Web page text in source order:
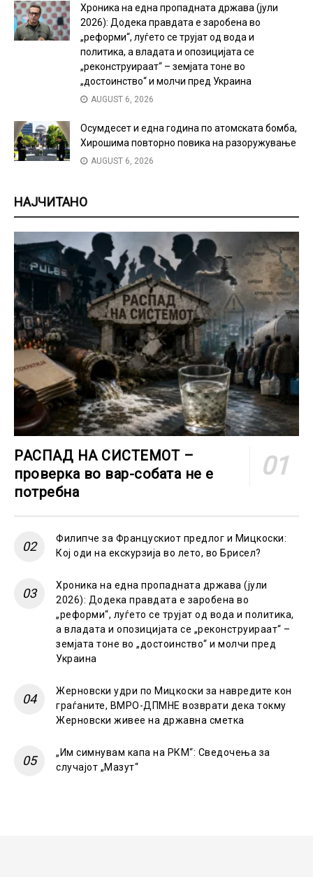
Хроника на една пропадната држава (јули
2026): Додека правдата е заробена во
„реформи“, луѓето се трујат од вода и
политика, а владата и опозицијата се
„реконструираат“ – земјата тоне во
„достоинство“ и молчи пред Украина
AUGUST 6, 2026
Осумдесет и една година по атомската бомба,
Хирошима повторно повика на разоружување
AUGUST 6, 2026
НАЈЧИТАНО
РАСПАД НА СИСТЕМОТ –
проверка во вар-собата не е
потребна
Филипче за Францускиот предлог и Мицкоски:
Кој оди на екскурзија во лето, во Брисел?
Хроника на една пропадната држава (јули
2026): Додека правдата е заробена во
„реформи“, луѓето се трујат од вода и политика,
а владата и опозицијата се „реконструираат“ –
земјата тоне во „достоинство“ и молчи пред
Украина
Жерновски удри по Мицкоски за навредите кон
граѓаните, ВМРО-ДПМНЕ возврати дека токму
Жерновски живее на државна сметка
„Им симнувам капа на РКМ“: Сведочења за
случајот „Мазут“